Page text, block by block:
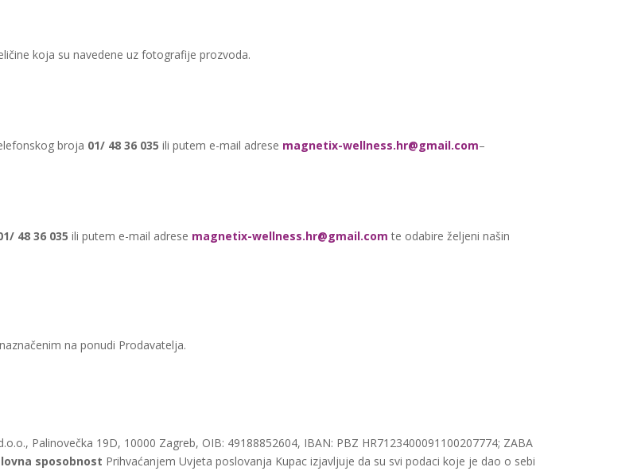
koja su navedene uz fotografije prozvoda.
broja 01/ 48 36 035 ili putem e-mail adrese magnetix-wellness.hr@gmail.com–
48 36 035 ili putem e-mail adrese magnetix-wellness.hr@gmail.com te odabire željeni našin
na ponudi Prodavatelja.
Palinovečka 19D, 10000 Zagreb, OIB: 49188852604, IBAN: PBZ HR7123400091100207774; ZABA
sposobnost Prihvaćanjem Uvjeta poslovanja Kupac izjavljuje da su svi podaci koje je dao o sebi